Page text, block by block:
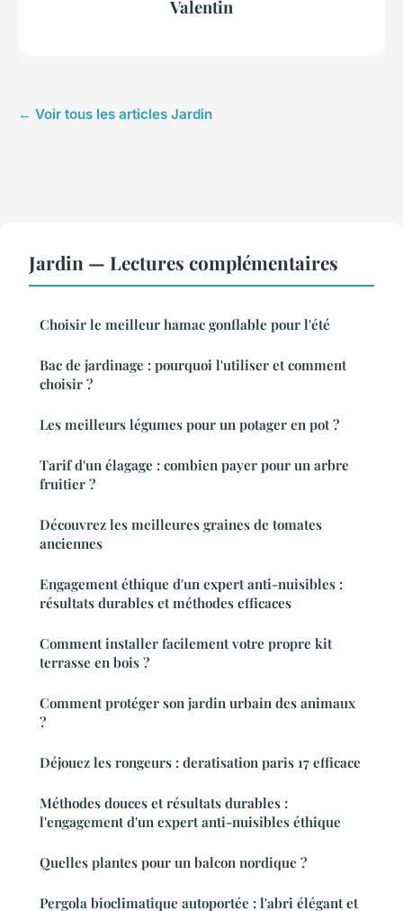
Valentin
← Voir tous les articles Jardin
Jardin — Lectures complémentaires
Choisir le meilleur hamac gonflable pour l'été
Bac de jardinage : pourquoi l'utiliser et comment
choisir ?
Les meilleurs légumes pour un potager en pot ?
Tarif d'un élagage : combien payer pour un arbre
fruitier ?
Découvrez les meilleures graines de tomates
anciennes
Engagement éthique d'un expert anti-nuisibles :
résultats durables et méthodes efficaces
Comment installer facilement votre propre kit
terrasse en bois ?
Comment protéger son jardin urbain des animaux
?
Déjouez les rongeurs : deratisation paris 17 efficace
Méthodes douces et résultats durables :
l'engagement d'un expert anti-nuisibles éthique
Quelles plantes pour un balcon nordique ?
Pergola bioclimatique autoportée : l'abri élégant et